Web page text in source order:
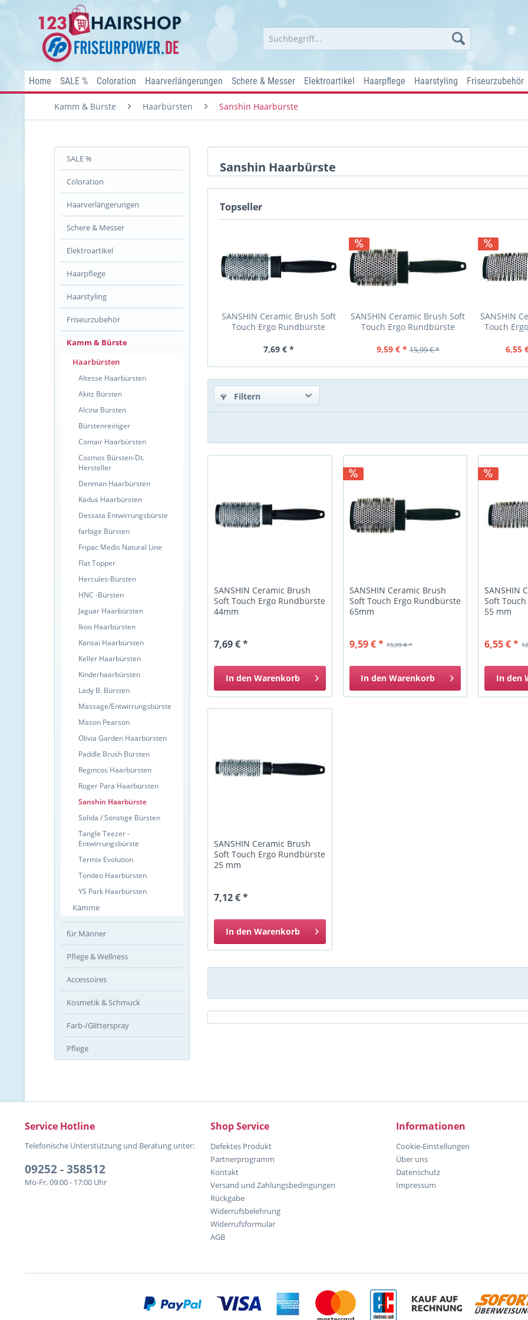
Home SALE % Coloration Haarverlängerungen Schere & Messer Elektroartikel Haarpflege Haarstyling Friseurzubehör
Kamm & Bürste Haarbürsten Sanshin Haarbürste
SALE %
Coloration
Haarverlängerungen
Schere & Messer
Elektroartikel
Haarpflege
Haarstyling
Friseurzubehör
Kamm & Bürste
Haarbürsten
Altesse Haarbürsten
Akitz Bürsten
Alcina Bürsten
Bürstenreiniger
Comair Haarbürsten
Cosmos Bürsten-Dt.
Hersteller
Denman Haarbürsten
Kadus Haarbürsten
Dessata Entwirrungsbürste
farbige Bürsten
Fripac Medis Natural Line
Flat Topper
Hercules-Bürsten
HNC -Bürsten
Jaguar Haarbürsten
Ikoo Haarbürsten
Kansai Haarbürsten
Keller Haarbürsten
Kinderhaarbürsten
Lady B. Bürsten
Massage/Entwirrungsbürste
Mason Pearson
Olivia Garden Haarbürsten
Paddle Brush Bürsten
Regincos Haarbürsten
Roger Para Haarbürsten
Sanshin Haarbürste
Solida / Sonstige Bürsten
Tangle Teezer -
Entwirrungsbürste
Termix Evolution
Tondeo Haarbürsten
YS Park Haarbürsten
Kämme
für Männer
Pflege & Wellness
Accessoires
Kosmetik & Schmuck
Farb-/Glitterspray
Pflege
Sanshin Haarbürste
Topseller
SANSHIN Ceramic Brush Soft
Touch Ergo Rundbürste
7,69 € *
SANSHIN Ceramic Brush Soft
Touch Ergo Rundbürste
9,59 € * 15,99 € *
SANSHIN
Touch
6,55
Filtern
SANSHIN Ceramic Brush
Soft Touch Ergo Rundbürste
44mm
7,69 € *
In den Warenkorb
SANSHIN Ceramic Brush
Soft Touch Ergo Rundbürste
65mm
15,99 € *
9,59 € *
In den Warenkorb
SANSHIN
Soft
55 mm
6,55 € *
In den
SANSHIN Ceramic Brush
Soft Touch Ergo Rundbürste
25 mm
7,12 € *
In den Warenkorb
Service Hotline
Telefonische Unterstützung und Beratung unter:
09252 - 358512
Mo-Fr, 09:00 - 17:00 Uhr
Shop Service
Defektes Produkt
Partnerprogramm
Kontakt
Versand und Zahlungsbedingungen
Rückgabe
Widerrufsbelehrung
Widerrufsformular
AGB
Informationen
Cookie-Einstellungen
Über uns
Datenschutz
Impressum